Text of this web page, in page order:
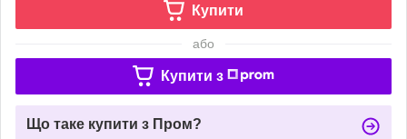
Купити
або
Купити з
Що таке купити з Пром?